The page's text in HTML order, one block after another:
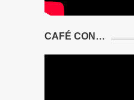
CAFÉ CON…